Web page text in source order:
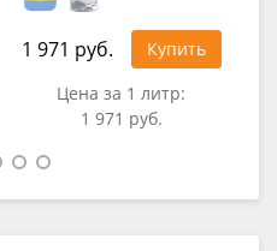
1 971 руб.
Купить
Цена за 1 литр:
1 971 руб.